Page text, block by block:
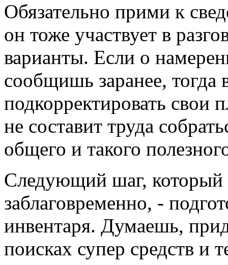
Обязательно прими к
он тоже участвует в
варианты. Если о
сообщишь заранее, тогда
подкорректировать свои
не составит труда
общего и такого
Следующий шаг, который
заблаговременно, -
инвентаря. Думаешь,
поисках супер средств и